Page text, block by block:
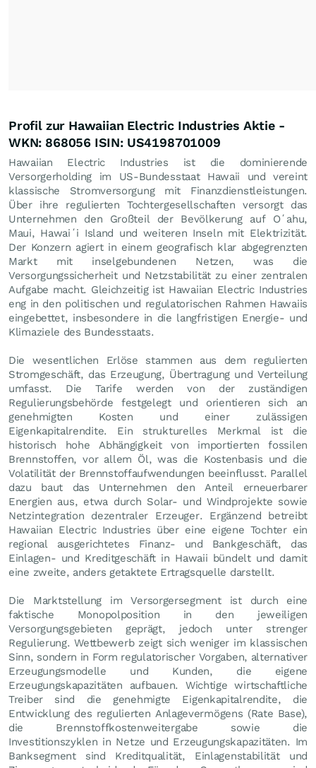
Profil zur Hawaiian Electric Industries Aktie -
WKN: 868056 ISIN: US4198701009
Hawaiian Electric Industries ist die dominierende
Versorgerholding im US-Bundesstaat Hawaii und vereint
klassische Stromversorgung mit Finanzdienstleistungen.
Über ihre regulierten Tochtergesellschaften versorgt das
Unternehmen den Großteil der Bevölkerung auf Oʻahu,
Maui, Hawaiʻi Island und weiteren Inseln mit Elektrizität.
Der Konzern agiert in einem geografisch klar abgegrenzten
Markt mit inselgebundenen Netzen, was die
Versorgungssicherheit und Netzstabilität zu einer zentralen
Aufgabe macht. Gleichzeitig ist Hawaiian Electric Industries
eng in den politischen und regulatorischen Rahmen Hawaiis
eingebettet, insbesondere in die langfristigen Energie- und
Klimaziele des Bundesstaats.
Die wesentlichen Erlöse stammen aus dem regulierten
Stromgeschäft, das Erzeugung, Übertragung und Verteilung
umfasst. Die Tarife werden von der zuständigen
Regulierungsbehörde festgelegt und orientieren sich an
genehmigten Kosten und einer zulässigen
Eigenkapitalrendite. Ein strukturelles Merkmal ist die
historisch hohe Abhängigkeit von importierten fossilen
Brennstoffen, vor allem Öl, was die Kostenbasis und die
Volatilität der Brennstoffaufwendungen beeinflusst. Parallel
dazu baut das Unternehmen den Anteil erneuerbarer
Energien aus, etwa durch Solar- und Windprojekte sowie
Netzintegration dezentraler Erzeuger. Ergänzend betreibt
Hawaiian Electric Industries über eine eigene Tochter ein
regional ausgerichtetes Finanz- und Bankgeschäft, das
Einlagen- und Kreditgeschäft in Hawaii bündelt und damit
eine zweite, anders getaktete Ertragsquelle darstellt.
Die Marktstellung im Versorgersegment ist durch eine
faktische Monopolposition in den jeweiligen
Versorgungsgebieten geprägt, jedoch unter strenger
Regulierung. Wettbewerb zeigt sich weniger im klassischen
Sinn, sondern in Form regulatorischer Vorgaben, alternativer
Erzeugungsmodelle und Kunden, die eigene
Erzeugungskapazitäten aufbauen. Wichtige wirtschaftliche
Treiber sind die genehmigte Eigenkapitalrendite, die
Entwicklung des regulierten Anlagevermögens (Rate Base),
die Brennstoffkostenweitergabe sowie die
Investitionszyklen in Netze und Erzeugungskapazitäten. Im
Banksegment sind Kreditqualität, Einlagenstabilität und